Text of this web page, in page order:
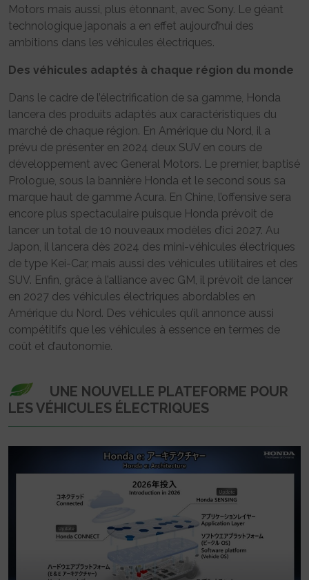
Motors mais aussi, plus étonnant, avec Sony. Le géant
technologique japonais a en effet aujourd’hui des
ambitions dans les véhicules électriques.
Des véhicules adaptés à chaque région du monde
Dans le cadre de l’électrification de sa gamme, Honda
lancera des produits adaptés aux caractéristiques du
marché de chaque région. En Amérique du Nord, il a
prévu de présenter en 2024 deux SUV en cours de
développement avec General Motors. Le premier, baptisé
Prologue, sous la bannière Honda et le second sous sa
marque haut de gamme Acura. En Chine, l’offensive sera
encore plus spectaculaire puisque Honda prévoit de
lancer un total de 10 nouveaux modèles d’ici 2027. Au
Japon, il lancera dès 2024 des mini-véhicules électriques
de type Kei-Car, mais aussi des véhicules utilitaires et des
SUV. Enfin, grâce à l’alliance avec GM, il prévoit de lancer
en 2027 des véhicules électriques abordables en
Amérique du Nord. Des véhicules qu’il annonce aussi
compétitifs que les véhicules à essence en termes de
coût et d’autonomie.
UNE NOUVELLE PLATEFORME POUR
LES VÉHICULES ÉLECTRIQUES